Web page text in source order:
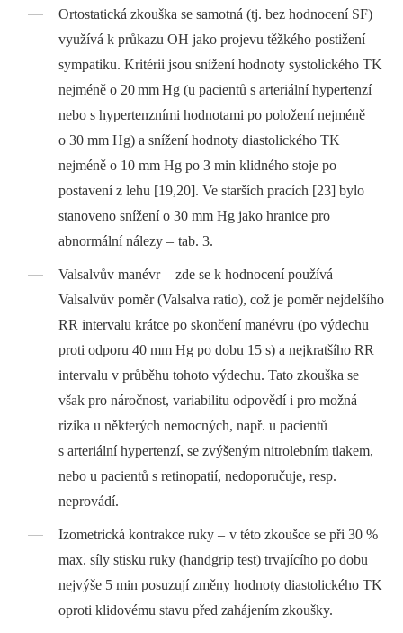
Ortostatická zkouška se samotná (tj. bez hodnocení SF)
využívá k průkazu OH jako projevu těžkého postižení
sympatiku. Kritérii jsou snížení hodnoty systolického TK
nejméně o 20m­mHg (u pa­cientů s arteriální hypertenzí
nebo s hypertenzními hodnotami po položení nejméně
o 30 m­m Hg) a snížení hodnoty diastolického TK
nejméně o 10 m­m Hg po 3 min klidného stoje po
postavení z lehu [19,20]. Ve starších pracích [23] bylo
stanoveno snížení o 30 m­m Hg jako hranice pro
abnormální nálezy – tab. 3.
Valsalvův manévr – zde se k hodnocení používá
Valsalvův poměr (Valsalva ratio), což je poměr nejdelšího
RR intervalu krátce po skončení manévru (po výdechu
proti odporu 40 m­m Hg po dobu 15 s) a nejkratšího RR
intervalu v průběhu tohoto výdechu. Tato zkouška se
však pro náročnost, variabilitu odpovědí i pro možná
rizika u ně­kte­rých nemocných, např. u pa­cientů
s arteriální hypertenzí, se zvýšeným nitrolebním tlakem,
nebo u pa­cientů s retinopatií, nedoporučuje, resp.
neprovádí.
Izometrická kontrakce ruky – v této zkoušce se při 30 %
max. síly stisku ruky (handgrip test) trvajícího po dobu
nejvýše 5 min posuzují změny hodnoty diastolického TK
oproti klidovému stavu před zahájením zkoušky.